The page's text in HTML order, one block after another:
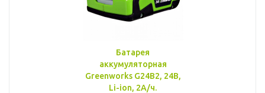
Батарея
аккумуляторная
Greenworks G24B2, 24B,
Li-ion, 2А/ч.